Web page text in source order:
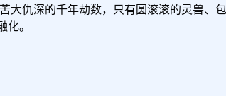
大仇深的千年劫数，只有圆滚滚的灵兽
。